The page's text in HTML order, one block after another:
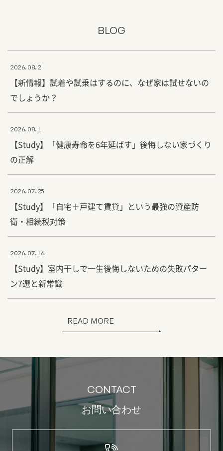
BLOG
2026.08.2
【新情報】試着や試乗はするのに、なぜ家は試せないの
でしょうか？
2026.08.1
【Study】「健康寿命を6年延ばす」後悔しない家づくり
の正解
2026.07.25
【Study】「自宅＋戸建て賃貸」という最強の資産防
衛・相続税対策
2026.07.16
【Study】室内干しで一生後悔しないための失敗パター
ン7選と新常識
READ MORE
CONTACT
お問い合わせ